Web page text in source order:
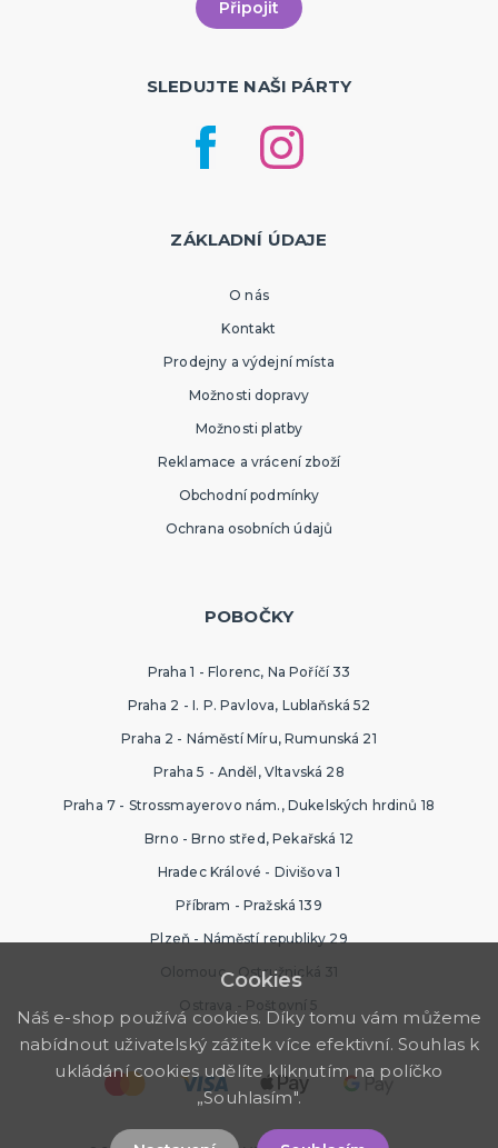
SLEDUJTE NAŠI PÁRTY
ZÁKLADNÍ ÚDAJE
O nás
Kontakt
Prodejny a výdejní místa
Možnosti dopravy
Možnosti platby
Reklamace a vrácení zboží
Obchodní podmínky
Ochrana osobních údajů
POBOČKY
Praha 1 - Florenc, Na Poříčí 33
Praha 2 - I. P. Pavlova, Lublaňská 52
Praha 2 - Náměstí Míru, Rumunská 21
Praha 5 - Anděl, Vltavská 28
Praha 7 - Strossmayerovo nám., Dukelských hrdinů 18
Brno - Brno střed, Pekařská 12
Hradec Králové - Divišova 1
Příbram - Pražská 139
Plzeň - Náměstí republiky 29
Olomouc - Ostružnická 31
Ostrava - Poštovní 5
Cookies
Náš e-shop používá cookies. Díky tomu vám můžeme
nabídnout uživatelský zážitek více efektivní. Souhlas k
ukládání cookies udělíte kliknutím na políčko
„Souhlasím".